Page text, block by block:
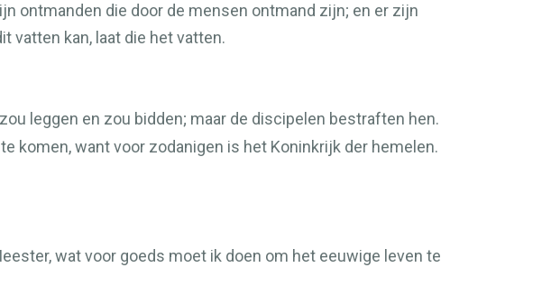
ontmanden die door de mensen ontmand zijn; en er zijn
vatten kan, laat die het vatten.
leggen en zou bidden; maar de discipelen bestraften hen.
komen, want voor zodanigen is het Koninkrijk der hemelen.
wat voor goeds moet ik doen om het eeuwige leven te